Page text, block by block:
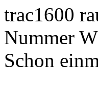
trac1600
Nummer
Schon